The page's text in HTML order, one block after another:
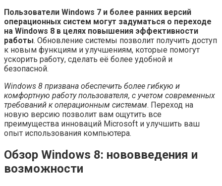
Пользователи Windows 7 и более ранних версий
операционных систем могут задуматься о переходе
на Windows 8 в целях повышения эффективности
работы. Обновление системы позволит получить доступ
к новым функциям и улучшениям, которые помогут
ускорить работу, сделать её более удобной и
безопасной.
Windows 8 призвана обеспечить более гибкую и
комфортную работу пользователя, с учетом современных
требований к операционным системам. Переход на
новую версию позволит вам ощутить все
преимущества инноваций Microsoft и улучшить ваш
опыт использования компьютера.
Обзор Windows 8: нововведения и
возможности